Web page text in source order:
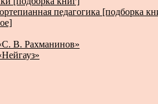
педагогика [подборка
В. Рахманинов»